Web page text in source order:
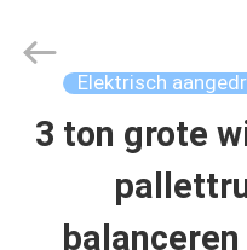
HUIS
PRODUCTEN
Machinery
Reserved.
Elektrisch
3 ton grote